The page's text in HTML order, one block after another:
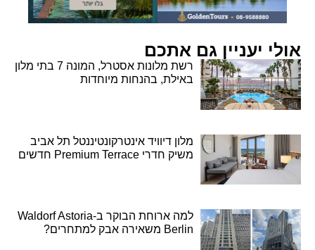
אולי יעניין גם אתכם
רשת מלונות אסטרל, המונה 7 בתי מלון
באילת, בהנחות מיוחדות
מלון דיוויד אינטרקונטיננטל תל אביב
משיק חדרי Premium Terrace חדשים
למה ארוחת הבוקר ב-Waldorf Astoria
Berlin משאירה אבק למתחרים?